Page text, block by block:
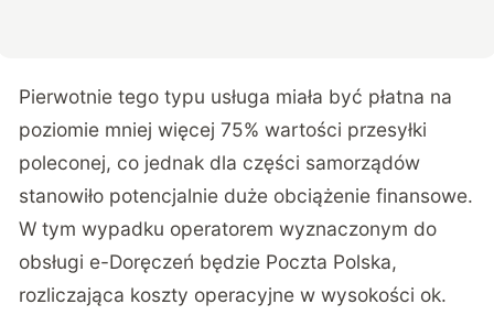
Pierwotnie tego typu usługa miała być płatna na
poziomie mniej więcej 75% wartości przesyłki
poleconej, co jednak dla części samorządów
stanowiło potencjalnie duże obciążenie finansowe.
W tym wypadku operatorem wyznaczonym do
obsługi e-Doręczeń będzie Poczta Polska,
rozliczająca koszty operacyjne w wysokości ok.